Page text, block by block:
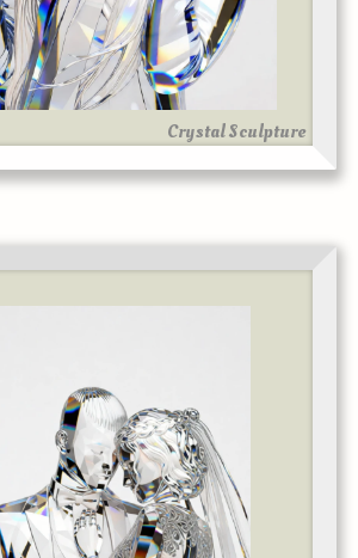
Crystal Sculpture